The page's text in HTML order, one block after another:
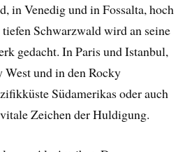
in Venedig und in Fossalta, hoch
Schwarzwald wird an seine
gedacht. In Paris und Istanbul,
und in den Rocky
Südamerikas oder auch
Zeichen der Huldigung.